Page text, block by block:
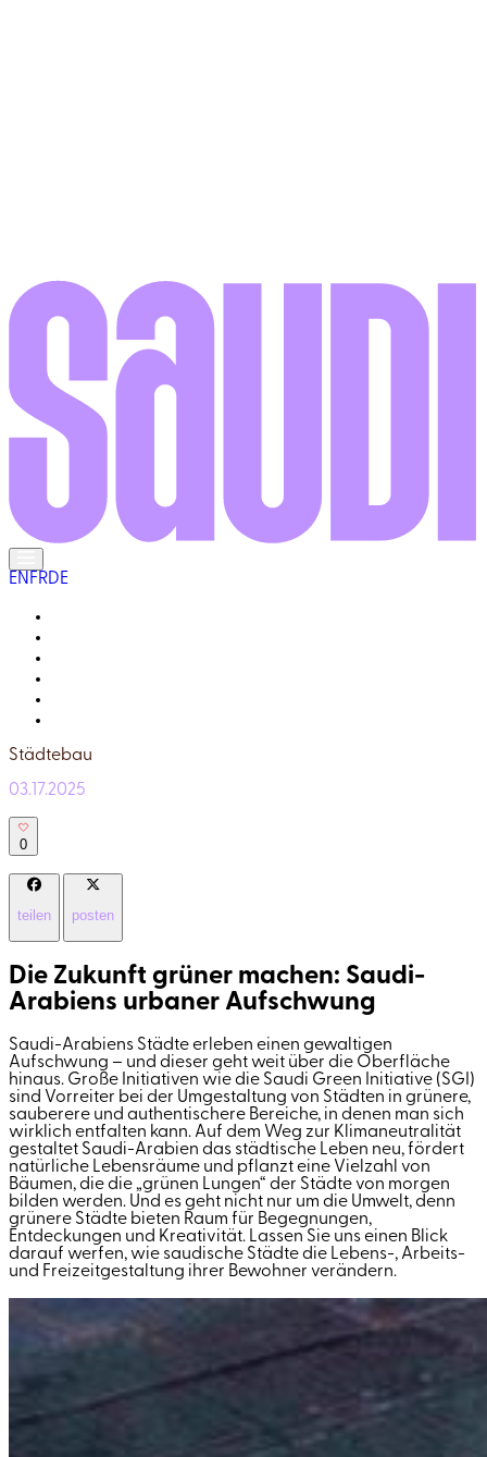
EN FRDE
Städtebau
03.17.2025
0
teilen posten
Die Zukunft grüner machen: Saudi-
Arabiens urbaner Aufschwung
Saudi-Arabiens Städte erleben einen gewaltigen
Aufschwung – und dieser geht weit über die Oberfläche
hinaus. Große Initiativen wie die Saudi Green Initiative (SGI)
sind Vorreiter bei der Umgestaltung von Städten in grünere,
sauberere und authentischere Bereiche, in denen man sich
wirklich entfalten kann. Auf dem Weg zur Klimaneutralität
gestaltet Saudi-Arabien das städtische Leben neu, fördert
natürliche Lebensräume und pflanzt eine Vielzahl von
Bäumen, die die „grünen Lungen“ der Städte von morgen
bilden werden. Und es geht nicht nur um die Umwelt, denn
grünere Städte bieten Raum für Begegnungen,
Entdeckungen und Kreativität. Lassen Sie uns einen Blick
darauf werfen, wie saudische Städte die Lebens-, Arbeits-
und Freizeitgestaltung ihrer Bewohner verändern.